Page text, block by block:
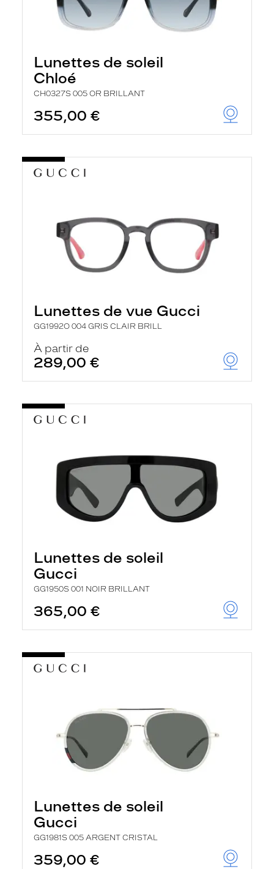
Lunettes de soleil
Chloé
CH0327S 005 OR BRILLANT
355,00 €
Lunettes de vue Gucci
GG1992O 004 GRIS CLAIR BRILL
À partir de
289,00 €
Lunettes de soleil
Gucci
GG1950S 001 NOIR BRILLANT
365,00 €
Lunettes de soleil
Gucci
GG1981S 005 ARGENT CRISTAL
359,00 €